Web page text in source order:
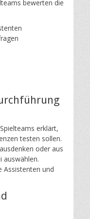
bewerten die
erklärt,
testen sollen.
oder aus
auswählen.
Assistenten und